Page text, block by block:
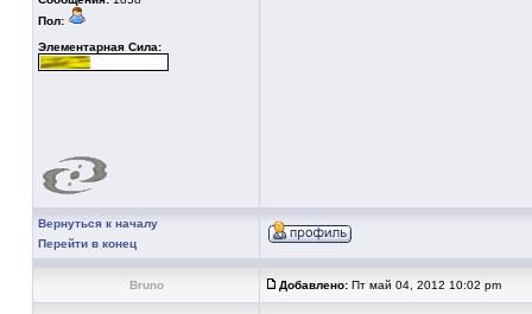
Пол:
Элементарная Сила:
Вернуться к началу
Перейти в конец
Bruno Добавлено: Пт май 04, 2012 10:02 pm